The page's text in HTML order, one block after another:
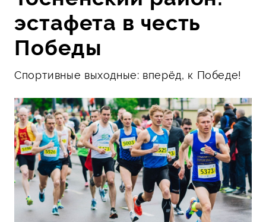
эстафета в честь
Победы
Спортивные выходные: вперёд, к Победе!